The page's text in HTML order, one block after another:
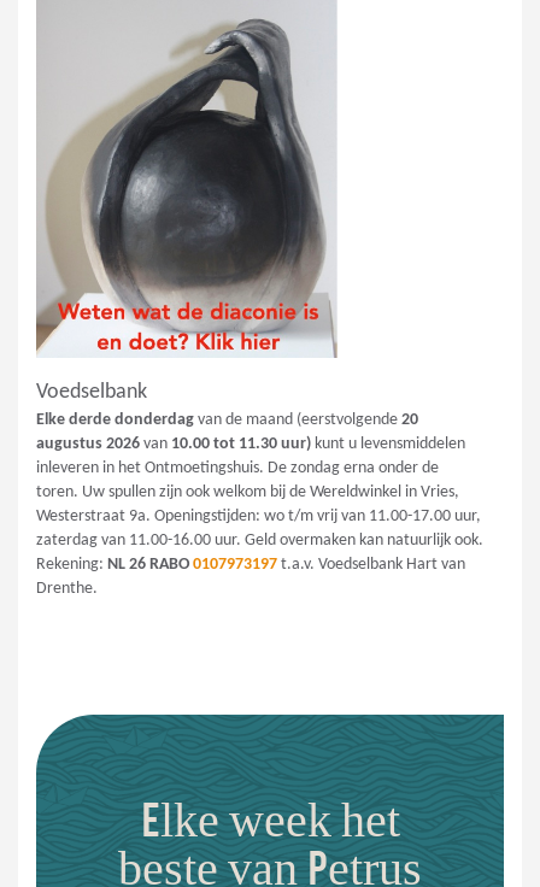
Voedselbank
Elke derde donderdag van de maand (eerstvolgende 20
augustus 2026 van 10.00 tot 11.30 uur) kunt u levensmiddelen
inleveren in het Ontmoetingshuis. De zondag erna onder de
toren. Uw spullen zijn ook welkom bij de Wereldwinkel in Vries,
Westerstraat 9a. Openingstijden: wo t/m vrij van 11.00-17.00 uur,
zaterdag van 11.00-16.00 uur. Geld overmaken kan natuurlijk ook.
Rekening: NL 26 RABO 0107973197 t.a.v. Voedselbank Hart van
Drenthe.
Elke week het
beste van Petrus